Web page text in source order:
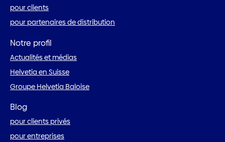
pour clients
pour partenaires de distribution
Notre profil
Actualités et médias
Helvetia en Suisse
Groupe Helvetia Baloise
Blog
pour clients privés
pour entreprises